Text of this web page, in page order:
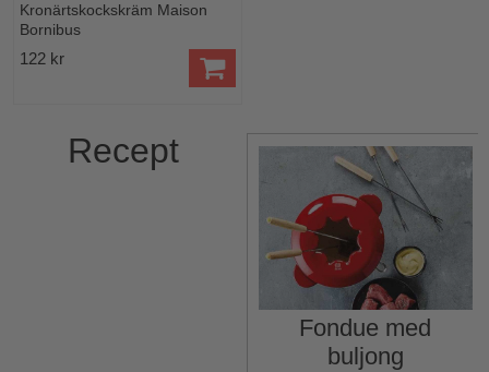
Kronärtskockskräm Maison
Bornibus
122 kr
Recept
Fondue med
buljong